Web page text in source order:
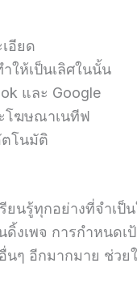
อียด
ให้เป็นเลิศในนั้น
และ Google
โฆษณาเนทีฟ
โนมัติ
ยนรู้ทุกอย่างที่จำเ
งเพจ การกำหนด
ๆ อีกมากมาย ช่วย